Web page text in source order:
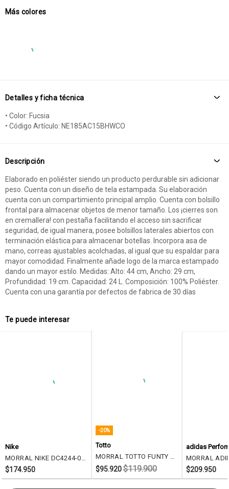
Más colores
Detalles y ficha técnica
• Color: Fucsia
• Código Artículo: NE185AC15BHWCO
Descripción
Elaborado en poliéster siendo un producto perdurable sin adicionar
peso. Cuenta con un diseño de tela estampada. Su elaboración
cuenta con un compartimiento principal amplio. Cuenta con bolsillo
frontal para almacenar objetos de menor tamaño. Los ¡cierres son
en cremallera! con pestaña facilitando el acceso sin sacrificar
seguridad, de igual manera, posee bolsillos laterales abiertos con
terminación elástica para almacenar botellas. Incorpora asa de
mano, correas ajustables acolchadas, al igual que su espaldar para
mayor comodidad. Finalmente añade logo de la marca estampado
dando un mayor estilo. Medidas: Alto: 44 cm, Ancho: 29 cm,
Profundidad: 19 cm. Capacidad: 24 L. Composición: 100% Poliéster.
Cuenta con una garantía por defectos de fabrica de 30 días
Te puede interesar
Nike
MORRAL NIKE DC4244-010 HERITAGE Talla N/A
$174.950
-20%
Totto
MORRAL TOTTO FUNTY Talla N/A
$95.920$119.900
adidas
$209.950